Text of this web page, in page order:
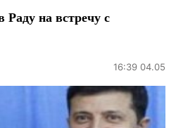
на встречу с
16:39 04.05